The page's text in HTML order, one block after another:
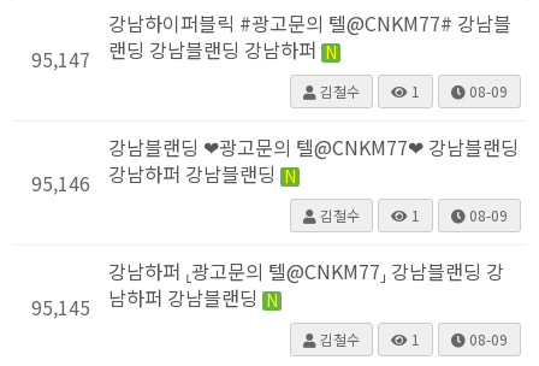
95,147
강남하이퍼블릭 #광고문의 텔@CNKM77# 강남블
랜딩 강남블랜딩 강남하퍼 N
김철수 1 08-09
95,146
강남블랜딩 ❤광고문의 텔@CNKM77❤ 강남블랜딩
강남하퍼 강남블랜딩 N
김철수 1 08-09
95,145
강남하퍼 ⸤광고문의 텔@CNKM77⸥ 강남블랜딩 강
남하퍼 강남블랜딩 N
김철수 1 08-09